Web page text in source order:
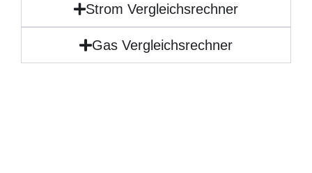
Strom Vergleichsrechner
Gas Vergleichsrechner